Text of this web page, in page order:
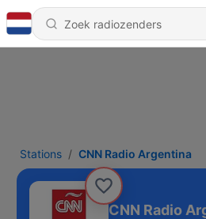
Stations CNN Radio Argentina
CNN Radio